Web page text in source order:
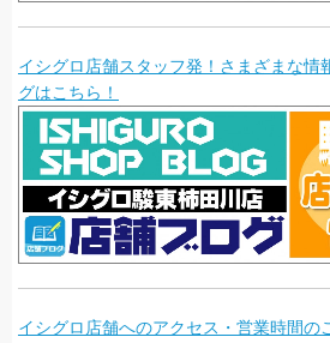
イシグロ店舗スタッフ発！さまざまな情
グはこちら！
イシグロ店舗へのアクセス・営業時間の